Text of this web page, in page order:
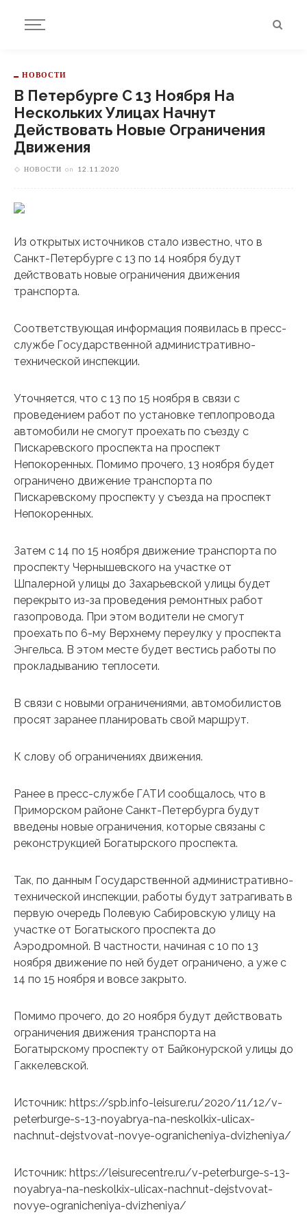
НОВОСТИ
В Петербурге С 13 Ноября На
Нескольких Улицах Начнут
Действовать Новые Ограничения
Движения
НОВОСТИ on 12.11.2020
Из открытых источников стало известно, что в
Санкт-Петербурге с 13 по 14 ноября будут
действовать новые ограничения движения
транспорта.
Соответствующая информация появилась в пресс-
службе Государственной административно-
технической инспекции.
Уточняется, что с 13 по 15 ноября в связи с
проведением работ по установке теплопровода
автомобили не смогут проехать по съезду с
Пискаревского проспекта на проспект
Непокоренных. Помимо прочего, 13 ноября будет
ограничено движение транспорта по
Пискаревскому проспекту у съезда на проспект
Непокоренных.
Затем с 14 по 15 ноября движение транспорта по
проспекту Чернышевского на участке от
Шпалерной улицы до Захарьевской улицы будет
перекрыто из-за проведения ремонтных работ
газопровода. При этом водители не смогут
проехать по 6-му Верхнему переулку у проспекта
Энгельса. В этом месте будет вестись работы по
прокладыванию теплосети.
В связи с новыми ограничениями, автомобилистов
просят заранее планировать свой маршрут.
К слову об ограничениях движения.
Ранее в пресс-службе ГАТИ сообщалось, что в
Приморском районе Санкт-Петербурга будут
введены новые ограничения, которые связаны с
реконструкцией Богатырского проспекта.
Так, по данным Государственной административно-
технической инспекции, работы будут затрагивать в
первую очередь Полевую Сабировскую улицу на
участке от Богатыского проспекта до
Аэродромной. В частности, начиная с 10 по 13
ноября движение по ней будет ограничено, а уже с
14 по 15 ноября и вовсе закрыто.
Помимо прочего, до 20 ноября будут действовать
ограничения движения транспорта на
Богатырскому проспекту от Байконурской улицы до
Гаккелевской.
Источник: https://spb.info-leisure.ru/2020/11/12/v-
peterburge-s-13-noyabrya-na-neskolkix-ulicax-
nachnut-dejstvovat-novye-ogranicheniya-dvizheniya/
Источник: https://leisurecentre.ru/v-peterburge-s-13-
noyabrya-na-neskolkix-ulicax-nachnut-dejstvovat-
novye-ogranicheniya-dvizheniya/